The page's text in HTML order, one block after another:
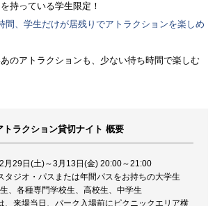
持っている学生限定！
間、学生だけが居残りでアトラクションを楽しめ
のアトラクションも、少ない待ち時間で楽しむ
トラクション貸切ナイト 概要
月29日(土)～3月13日(金) 20:00～21:00
タジオ・パスまたは年間パスをお持ちの大学生
、各種専門学校生、高校生、中学生
、来場当日、パーク入場前にピクニックエリア横